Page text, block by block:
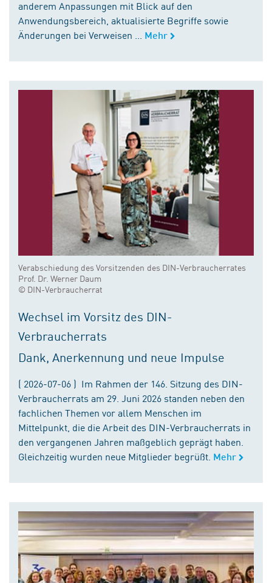
anderem Anpassungen mit Blick auf den
Anwendungsbereich, aktualisierte Begriffe sowie
Änderungen bei Verweisen ...
Mehr
Verabschiedung des Vorsitzenden des DIN-Verbraucherrates
Prof. Dr. Werner Daum
© DIN-Verbraucherrat
Wechsel im Vorsitz des DIN-
Verbraucherrats
Dank, Anerkennung und neue Impulse
( 2026-07-06 ) Im Rahmen der 146. Sitzung des DIN-
Verbraucherrats am 29. Juni 2026 standen neben den
fachlichen Themen vor allem Menschen im
Mittelpunkt, die die Arbeit des DIN-Verbraucherrats in
den vergangenen Jahren maßgeblich geprägt haben.
Gleichzeitig wurden neue Mitglieder begrüßt. Mehr